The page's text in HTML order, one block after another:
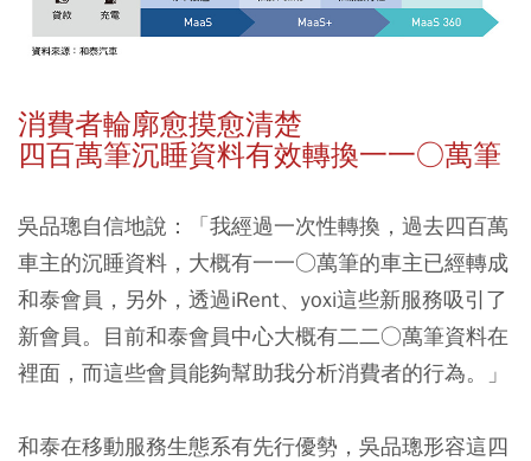
消費者輪廓愈摸愈清楚
四百萬筆沉睡資料有效轉換一一○萬筆
吳品璁自信地說：「我經過一次性轉換，過去四百萬
車主的沉睡資料，大概有一一○萬筆的車主已經轉成
和泰會員，另外，透過iRent、yoxi這些新服務吸引了
新會員。目前和泰會員中心大概有二二○萬筆資料在
裡面，而這些會員能夠幫助我分析消費者的行為。」
和泰在移動服務生態系有先行優勢，吳品璁形容這四